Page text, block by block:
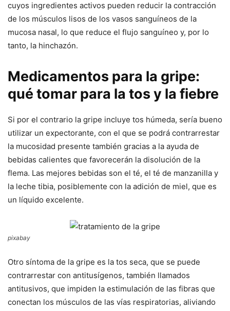
cuyos ingredientes activos pueden reducir la contracción
de los músculos lisos de los vasos sanguíneos de la
mucosa nasal, lo que reduce el flujo sanguíneo y, por lo
tanto, la hinchazón.
Medicamentos para la gripe:
qué tomar para la tos y la fiebre
Si por el contrario la gripe incluye tos húmeda, sería bueno
utilizar un expectorante, con el que se podrá contrarrestar
la mucosidad presente también gracias a la ayuda de
bebidas calientes que favorecerán la disolución de la
flema. Las mejores bebidas son el té, el té de manzanilla y
la leche tibia, posiblemente con la adición de miel, que es
un líquido excelente.
pixabay
Otro síntoma de la gripe es la tos seca, que se puede
contrarrestar con antitusígenos, también llamados
antitusivos, que impiden la estimulación de las fibras que
conectan los músculos de las vías respiratorias, aliviando